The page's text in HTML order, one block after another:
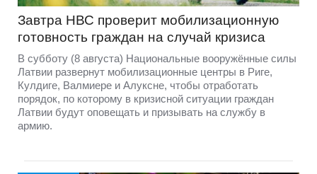
Завтра НВС проверит мобилизационную
готовность граждан на случай кризиса
В субботу (8 августа) Национальные вооружённые силы
Латвии развернут мобилизационные центры в Риге,
Кулдиге, Валмиере и Алуксне, чтобы отработать
порядок, по которому в кризисной ситуации граждан
Латвии будут оповещать и призывать на службу в
армию.